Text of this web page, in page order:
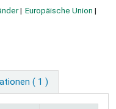
Europäische Union
( 1 )